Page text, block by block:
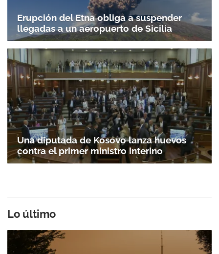
Erupción del Etna obliga a suspender
llegadas a un aeropuerto de Sicilia
Una diputada de Kosovo lanza huevos
contra el primer ministro interino
Lo último